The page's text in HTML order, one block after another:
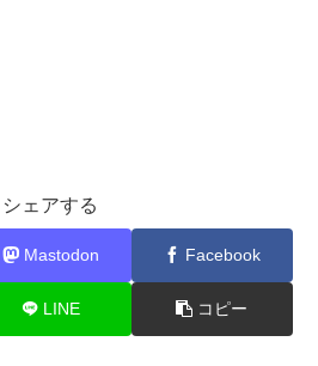
シェアする
Mastodon Facebook
LINE コピー